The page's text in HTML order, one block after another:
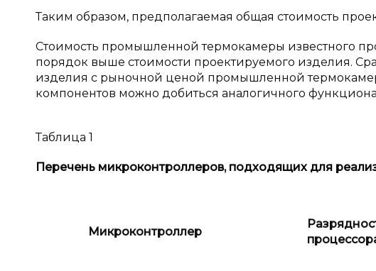
Таким образом, предполагаемая общая стоимость
Стоимость промышленной термокамеры известного
порядок выше стоимости проектируемого изделия.
изделия с рыночной ценой промышленной
компонентов можно добиться аналогичного
Таблица 1
Перечень микроконтроллеров, подходящих для
Микроконтроллер